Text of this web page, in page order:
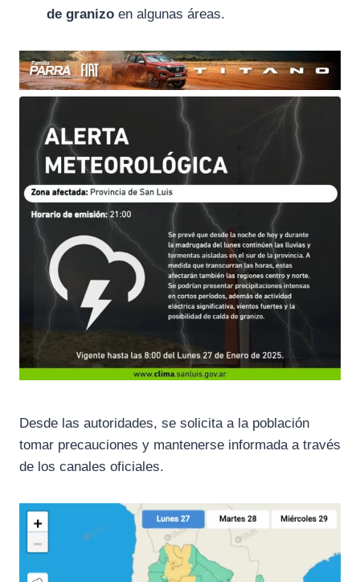
de granizo en algunas áreas.
Desde las autoridades, se solicita a la población
tomar precauciones y mantenerse informada a través
de los canales oficiales.